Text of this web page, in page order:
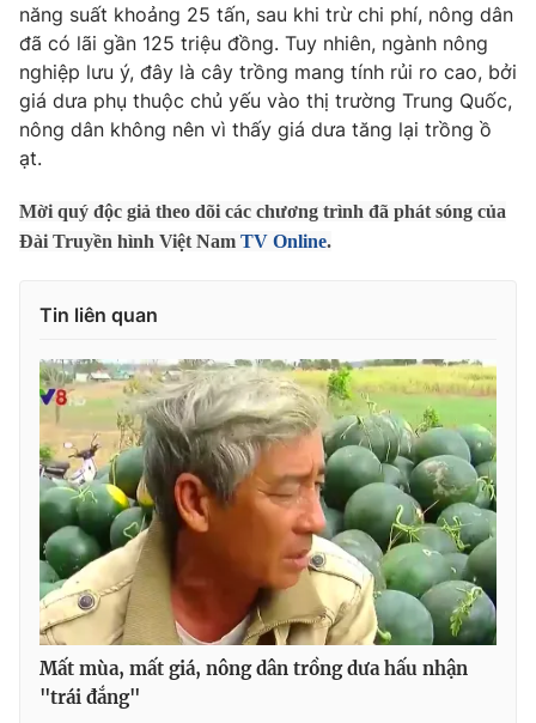
Hậu trường
Nhân vật
Khán giả
Giải sao mai
Điện ảnh
Âm nhạc
Sao
Đời sống
Du lịch
Làm đẹp
Chất lượng cuộc sống
Giáo dục
Tuyển sinh
Học trực tuyến
Hitech Công nghệ tương lai
Tư vấn
Lịch phát sóng
Chuyên mục khác
Emagazine Podcast
Photo Infographic
Video Shorts video
VTV Money VTV Thể thao
năng suất khoảng 25 tấn, sau khi trừ chi phí, nông dân
đã có lãi gần 125 triệu đồng. Tuy nhiên, ngành nông
nghiệp lưu ý, đây là cây trồng mang tính rủi ro cao, bởi
giá dưa phụ thuộc chủ yếu vào thị trường Trung Quốc,
nông dân không nên vì thấy giá dưa tăng lại trồng ồ
ạt.
Mời quý độc giả theo dõi các chương trình đã phát sóng của
Đài Truyền hình Việt Nam TV Online.
Tin liên quan
Mất mùa, mất giá, nông dân trồng dưa hấu nhận
"trái đắng"